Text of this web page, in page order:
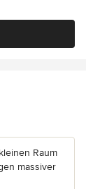
Raum
massiver